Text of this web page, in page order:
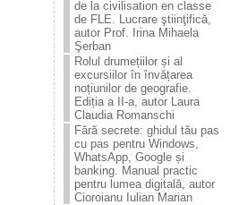
de la civilisation en classe
de FLE. Lucrare ştiinţificǎ,
autor Prof. Irina Mihaela
Şerban
Rolul drumețiilor și al
excursiilor în învățarea
noțiunilor de geografie.
Ediția a II-a, autor Laura
Claudia Romanschi
Fără secrete: ghidul tău pas
cu pas pentru Windows,
WhatsApp, Google și
banking. Manual practic
pentru lumea digitală, autor
Cioroianu Iulian Marian